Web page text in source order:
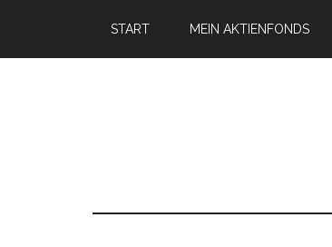
START MEIN AKTIENFONDS